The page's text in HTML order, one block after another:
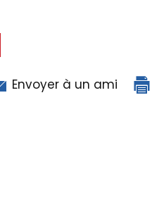
Envoyer à un ami